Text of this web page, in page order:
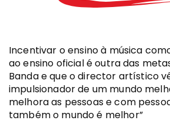
Incentivar o ensino à música
ao ensino oficial é outra das
Banda e que o director artístico
impulsionador de um mundo
melhora as pessoas e com
também o mundo é melhor”